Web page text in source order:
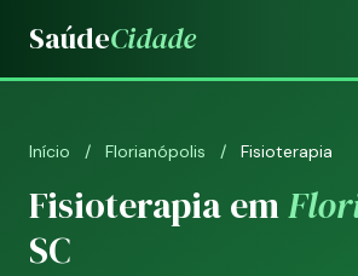
SaúdeCidade
Início / Florianópolis / Fisioterapia
Fisioterapia em
SC